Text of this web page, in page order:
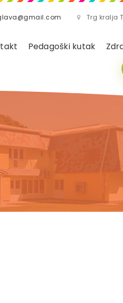
Trg kralja
Pedagoški kutak